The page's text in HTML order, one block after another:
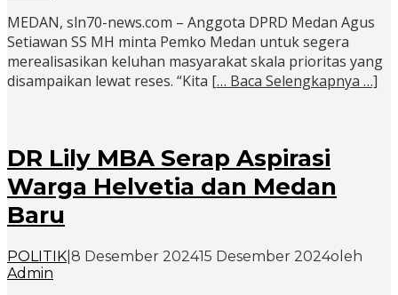
MEDAN, sln70-news.com – Anggota DPRD Medan Agus
Setiawan SS MH minta Pemko Medan untuk segera
merealisasikan keluhan masyarakat skala prioritas yang
disampaikan lewat reses. “Kita [… Baca Selengkapnya …]
DR Lily MBA Serap Aspirasi
Warga Helvetia dan Medan
Baru
POLITIK 8 Desember 202415 Desember 2024oleh
Admin